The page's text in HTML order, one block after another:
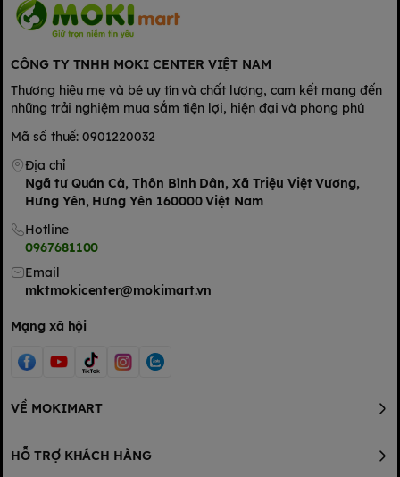
- Tiện lợi và dễ chế biến: Với mì somen cho bé hữu cơ từ
Anpaso, mẹ có thể nhanh chóng chế biến nhiều món ăn phong
thời gian.
- Giúp bé làm quen với rau củ: Mì somen là giải pháp hoàn hảo
cho các bé lười ăn rau, giúp bé dễ dàng làm quen với hương vị
của các loại rau củ từ sớm.
- Mì somen cho bé của Anpaso được làm từ rau củ hữu cơ tươi,
giữ nguyên vitamin và khoáng chất, cung cấp thêm chất xơ tự
nhiên, hỗ trợ hệ tiêu hóa khỏe mạnh cho bé.
Mì somen ăn dặm Anpaso có đến 4 hương vị cho các mẹ lựa
CÔNG TY TNHH MOKI CENTER VIỆT NAM
Thương hiệu mẹ và bé uy tín và chất lượng, cam kết mang đến
những trải nghiệm mua sắm tiện lợi, hiện đại và phong phú
Mã số thuế: 0901220032
Địa chỉ
Ngã tư Quán Cà, Thôn Bình Dân, Xã Triệu Việt Vương,
Hưng Yên, Hưng Yên 160000 Việt Nam
Hotline
0967681100
Email
mktmokicenter@mokimart.vn
Mạng xã hội
VỀ MOKIMART
HỖ TRỢ KHÁCH HÀNG